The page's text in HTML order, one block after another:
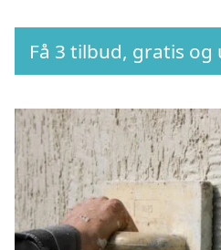
Få 3 tilbud, gratis